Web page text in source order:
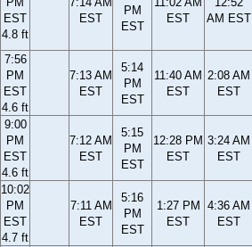
EST
4.8 ft
EST
PM
EST
EST
AM EST
7:56
PM
EST
4.6 ft
7:13 AM
EST
5:14
PM
EST
11:40 AM
EST
2:08 AM
EST
9:00
PM
EST
4.6 ft
7:12 AM
EST
5:15
PM
EST
12:28 PM
EST
3:24 AM
EST
10:02
PM
EST
4.7 ft
7:11 AM
EST
5:16
PM
EST
1:27 PM
EST
4:36 AM
EST